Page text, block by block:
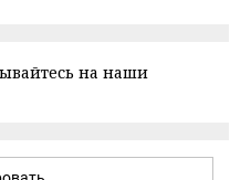
на наши